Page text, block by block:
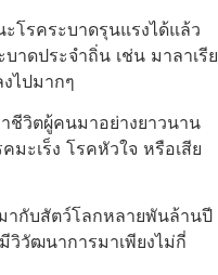
โรคระบาดรุนแรงได้แล้ว
าดประจำถิ่น เช่น มาลาเรีย
ไปมากๆ
ชีวิตผู้คนมาอย่างยาวนาน
ะเร็ง โรคหัวใจ หรือเสีย
กับสัตว์โลกหลายพันล้านปี
วิวัฒนาการมาเพียงไม่กี่